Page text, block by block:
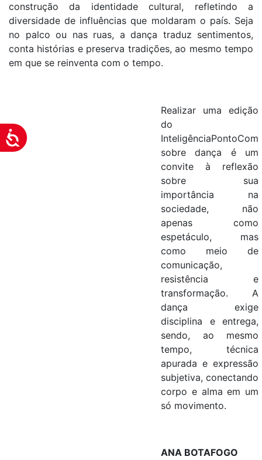
Acessibilidade
construção da identidade cultural, refletindo a
diversidade de influências que moldaram o país. Seja
no palco ou nas ruas, a dança traduz sentimentos,
conta histórias e preserva tradições, ao mesmo tempo
em que se reinventa com o tempo.
Realizar uma edição
do
InteligênciaPontoCom
sobre dança é um
convite à reflexão
sobre sua
importância na
sociedade, não
apenas como
espetáculo, mas
como meio de
comunicação,
resistência e
transformação. A
dança exige
disciplina e entrega,
sendo, ao mesmo
tempo, técnica
apurada e expressão
subjetiva, conectando
corpo e alma em um
só movimento.
ANA BOTAFOGO